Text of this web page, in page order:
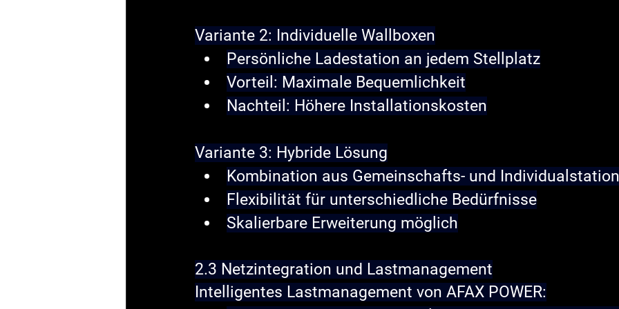
Variante 2: Individuelle Wallboxen
Persönliche Ladestation an jedem Stellplatz
Vorteil: Maximale Bequemlichkeit
Nachteil: Höhere Installationskosten
Variante 3: Hybride Lösung
Kombination aus Gemeinschafts- und
Flexibilität für unterschiedliche Bedürfnisse
Skalierbare Erweiterung möglich
2.3 Netzintegration und Lastmanagement
Intelligentes Lastmanagement von AFAX POWER: